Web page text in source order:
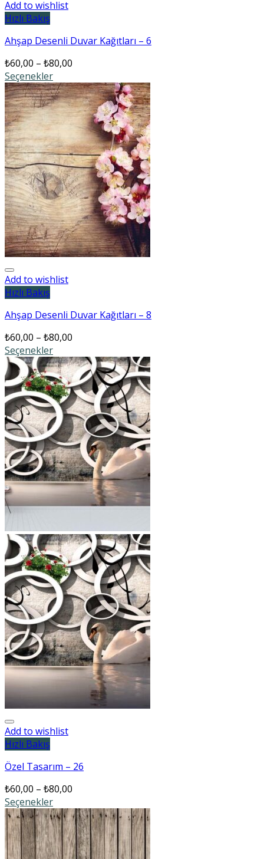
Add to wishlist
Hızlı Bakış
Ahşap Desenli Duvar Kağıtları – 6
₺60,00 – ₺80,00
Seçenekler
Add to wishlist
Hızlı Bakış
Ahşap Desenli Duvar Kağıtları – 8
₺60,00 – ₺80,00
Seçenekler
Add to wishlist
Hızlı Bakış
Özel Tasarım – 26
₺60,00 – ₺80,00
Seçenekler